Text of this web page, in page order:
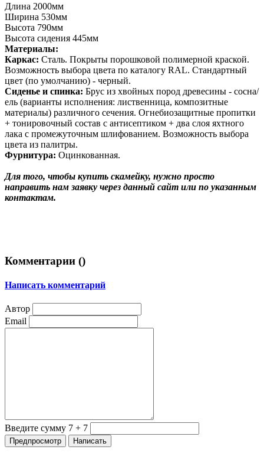
Длина 2000мм
Ширина 530мм
Высота 790мм
Высота сидения 445мм
Материалы:
Каркас: Cталь. Покрыты порошковой полимерной краской.
Возможность выбора цвета по каталогу RAL. Стандартный
цвет (по умолчанию) - черный.
Сиденье и спинка: Брус из хвойных пород древесины - сосна/
ель (варианты исполнения: лиственница, композитные
материалы) различного сечения. Огнебиозащитные пропитки
+ тонировочный состав с антисептиком + два слоя яхтного
лака с промежуточным шлифованием. Возможность выбора
цвета из палитры.
Фурнитура: Оцинкованная.
Для того, чтобы купить скамейку, нужно просто
направить нам заявку через данный сайт или по указанным
контактам.
Комментарии ()
Написать комментарий
Автор
Email
Введите сумму 7 + 7